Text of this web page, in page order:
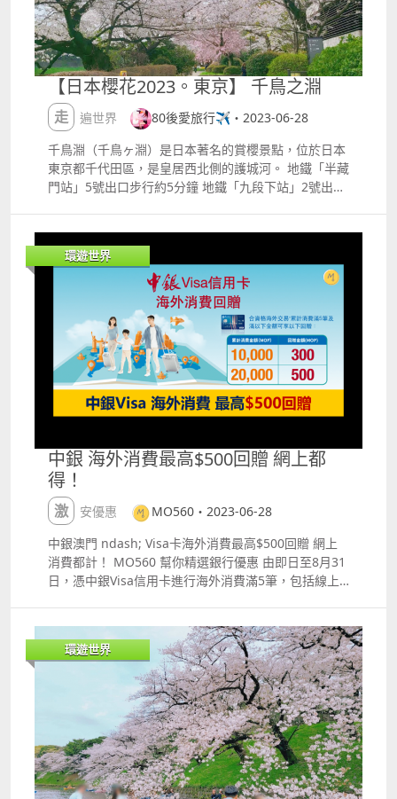
【日本櫻花2023。東京】 千鳥之淵
走遍世界
80後愛旅行✈️・2023-06-28
千鳥淵（千鳥ヶ淵）是日本著名的賞櫻景點，位於日本
東京都千代田區，是皇居西北側的護城河。 地鐵「半藏
門站」5號出口步行約5分鐘 地鐵「九段下站」2號出口
的另一段，但也是因為走錯了，才可以看到這個沒什麼
人的公園，可以看到很美的櫻花風景 ​ 早上９１０沒什
麼人的公園真的很舒服 ​ ​ 划船完畢後繼續在千鳥ケ淵公
園內走動，整個公園內種了滿滿的染井吉野櫻，任何一
個角度都能被櫻花包圍住，人流絡繹不絕。 ​ 從另一個
角度看到剛剛划船的護城河，會看到划到最遠的地方也
有一棵延伸到河面的櫻花。 如果前面那棵櫻花樹實在太
多人在拍照的話，不妨撐到最遠處，這裡人相對少很
多。 ​ 最後走到靠近靖國神社一側的出口。 ​ 正直櫻花滿
開日，人流眾多，公園內要實施單向人流管制。 ​
環遊世界
中銀 海外消費最高$500回贈 網上都
得！
激安優惠
MO560・2023-06-28
中銀澳門 ndash; Visa卡海外消費最高$500回贈 網上
消費都計！ MO560 幫你精選銀行優惠 由即日至8月31
日，憑中銀Visa信用卡進行海外消費滿5筆，包括線上
卡，不包括澳門及中國內地的消費，澳門元及人民幣不
計算在內。回贈於消費滿額後翌月入賬至消費當月使用
次數最多的中銀Visa信用卡內。 每人每月可獲回贈1
次，即係6月至8月每個月各賺一次都可以！不過要留意
每個月係獨立計算，而且每月最少簽5筆，不可以2個月
合併計算。而今次活動網上消費都計，即係訂酒店或者
旅行產品都得！例如Agoda, Hotels.com, Trip.com,
Expedia, Klook。網上簽不夠門檻亦可以帶去旅行再簽
夠數。 緊貼最新最潮澳門信用卡、飛行里數、旅遊資
環遊世界